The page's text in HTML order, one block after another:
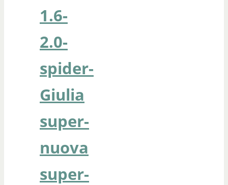
1.6-
2.0-
spider-
Giulia
super-
nuova
super-